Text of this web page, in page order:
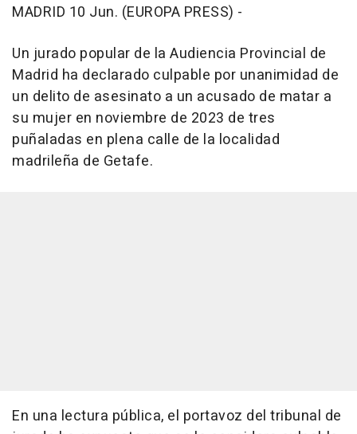
MADRID 10 Jun. (EUROPA PRESS) -
Un jurado popular de la Audiencia Provincial de
Madrid ha declarado culpable por unanimidad de
un delito de asesinato a un acusado de matar a
su mujer en noviembre de 2023 de tres
puñaladas en plena calle de la localidad
madrileña de Getafe.
En una lectura pública, el portavoz del tribunal de